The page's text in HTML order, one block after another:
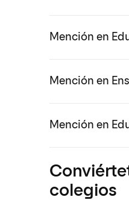
Mención en
Mención en
Mención en
colegios